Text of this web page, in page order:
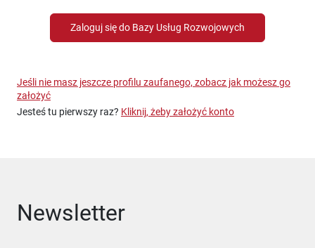
Zaloguj się do Bazy Usług Rozwojowych
Jeśli nie masz jeszcze profilu zaufanego, zobacz jak możesz go
założyć
Jesteś tu pierwszy raz? Kliknij, żeby założyć konto
Newsletter